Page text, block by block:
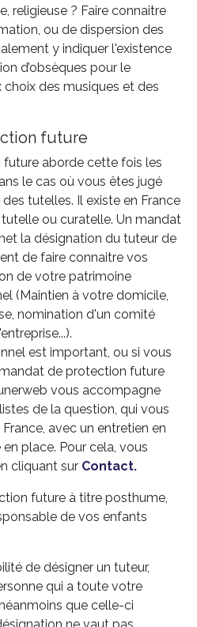
religieuse ? Faire connaitre
ou de dispersion des
y indiquer l'existence
d’obsèques pour le
des musiques et des
future
aborde cette fois les
le cas où vous êtes jugé
tutelles. Il existe en France
ou curatelle. Un mandat
la désignation du tuteur de
de faire connaitre vos
de votre patrimoine
(Maintien à votre domicile,
nomination d'un comité
est important, ou si vous
de protection future
vous accompagne
de la question, qui vous
avec un entretien en
place. Pour cela, vous
cliquant sur Contact.
future à titre posthume,
de vos enfants
de désigner un tuteur,
qui a toute votre
que celle-ci